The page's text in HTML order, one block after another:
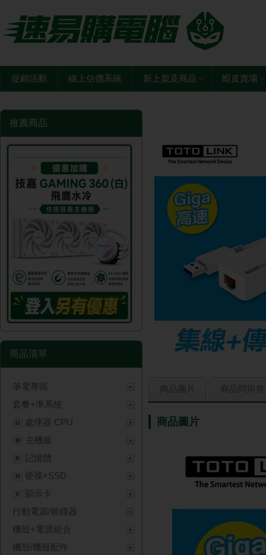
促銷活動 線上估價系統 新上架及商品 蝦皮賣場
推薦商品
商品清單
筆電專區
套餐+準系統
U 處理器 CPU
M 主機板
R 記憶體
H 硬碟+SSD
V
顯示卡
行動電源/燒錄器
機殼+電源組合
機殼/機殼配件
商品圖片 商品問與答
商品圖片